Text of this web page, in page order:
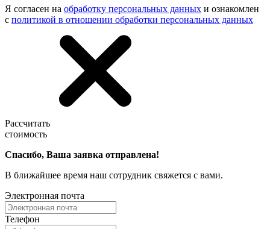
Я согласен на обработку персональных данных и ознакомлен
с политикой в отношении обработки персональных данных
Рассчитать
стоимость
Спасибо, Ваша заявка отправлена!
В ближайшее время наш сотрудник свяжется с вами.
Электронная почта
Телефон